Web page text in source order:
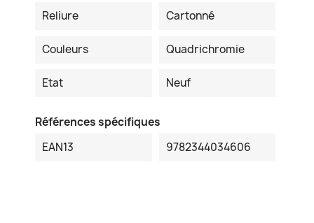
Reliure Cartonné
Couleurs Quadrichromie
Etat Neuf
Références spécifiques
EAN13
9782344034606